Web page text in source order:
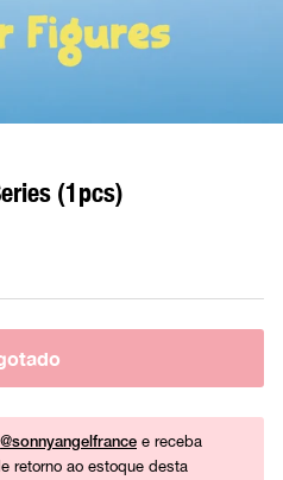
(1pcs)
@sonnyangelfrance e receba
retorno ao estoque desta